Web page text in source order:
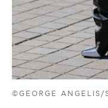
©GEORGE ANGELIS/